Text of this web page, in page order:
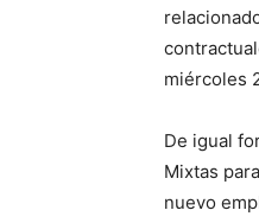
miércoles
De igual
Mixtas
nuevo